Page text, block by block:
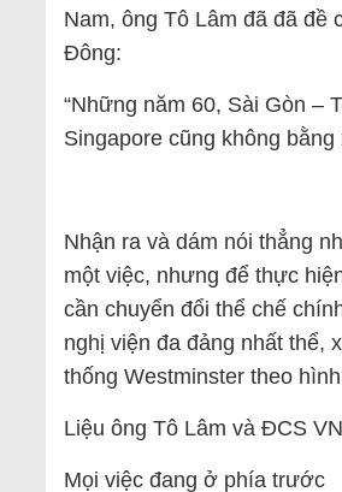
Nam, ông Tô Lâm đã đã đề
Đông:
“Những năm 60, Sài Gòn –
Singapore cũng không
Nhận ra và dám nói thẳng
một việc, nhưng để thực
cần chuyển đổi thể chế
nghị viện đa đảng nhất thể,
thống Westminster theo
Liệu ông Tô Lâm và ĐCS
Mọi việc đang ở phía trước